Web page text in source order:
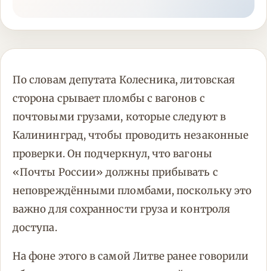
По словам депутата Колесника, литовская
сторона срывает пломбы с вагонов с
почтовыми грузами, которые следуют в
Калининград, чтобы проводить незаконные
проверки. Он подчеркнул, что вагоны
«Почты России» должны прибывать с
неповреждёнными пломбами, поскольку это
важно для сохранности груза и контроля
доступа.
На фоне этого в самой Литве ранее говорили